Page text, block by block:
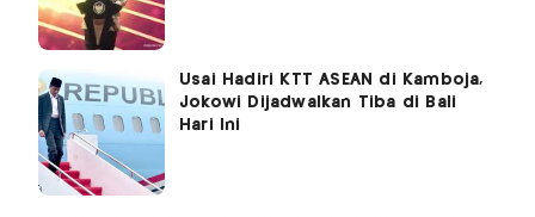
Usai Hadiri KTT ASEAN di Kamboja,
Jokowi Dijadwalkan Tiba di Bali
Hari Ini